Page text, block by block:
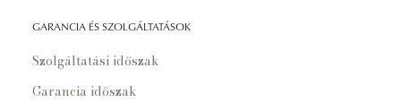
GARANCIA ÉS SZOLGÁLTATÁSOK
Szolgáltatási időszak
Garancia időszak